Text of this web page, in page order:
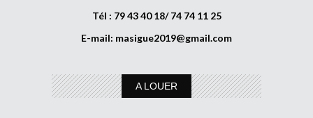
Tél : 79 43 40 18/ 74 74 11 25
E-mail: masigue2019@gmail.com
A LOUER